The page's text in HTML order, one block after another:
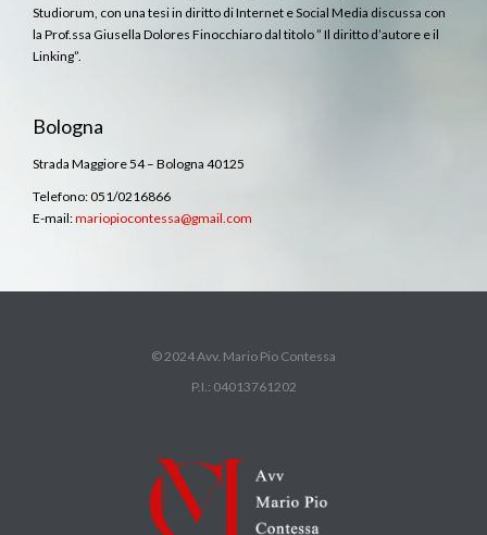
Studiorum, con una tesi in diritto di Internet e Social Media discussa con
la Prof.ssa Giusella Dolores Finocchiaro dal titolo ” Il diritto d’autore e il
Linking”.
Bologna
Strada Maggiore 54 – Bologna 40125
Telefono: 051/0216866
E-mail:mariopiocontessa@gmail.com
© 2024 Avv. Mario Pio Contessa
P.I.: 04013761202